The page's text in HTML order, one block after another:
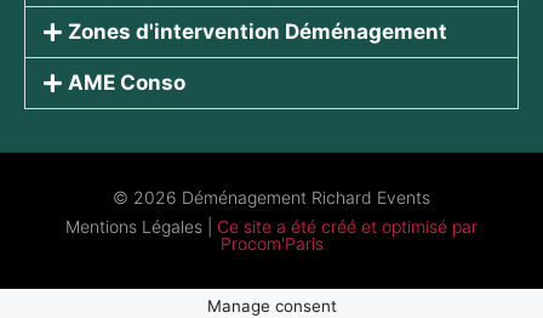
Zones d'intervention Déménagement
AME Conso
© 2026 Déménagement Richard Events
Mentions Légales
Ce site a été créé et optimisé par
Procom'Paris
Manage consent